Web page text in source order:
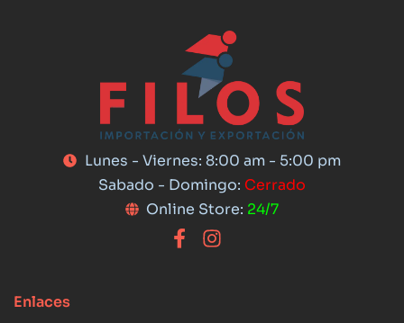
Lunes - Viernes: 8:00 am - 5:00 pm
Sabado - Domingo: Cerrado
Online Store: 24/7
Enlaces